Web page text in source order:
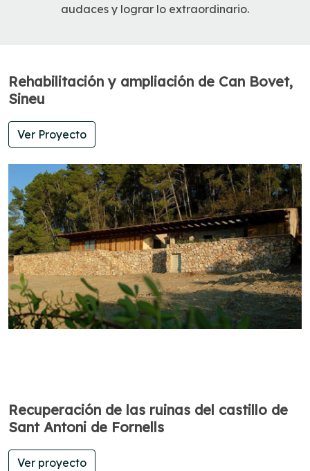
audaces y lograr lo extraordinario.
Rehabilitación y ampliación de Can Bovet,
Sineu
Ver Proyecto
Recuperación de las ruinas del castillo de
Sant Antoni de Fornells
Ver proyecto